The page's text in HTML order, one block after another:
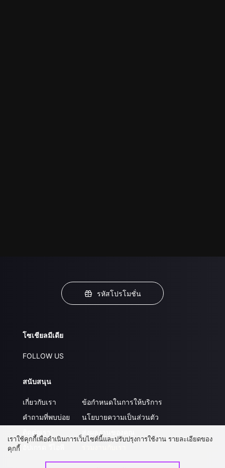
รหัสโปรโมชั่น
โซเชียลมีเดีย
FOLLOW US
สนับสนุน
เกี่ยวกับเรา
คำถามที่พบบ่อย
ข้อกำหนดในการให้บริการ
นโยบายความเป็นส่วนตัว
เราใช้คุกกี้เพื่อดำเนินการเว็บไซต์นี้และปรับปรุงการใช้งาน รายละเอียดของ
คุกกี้